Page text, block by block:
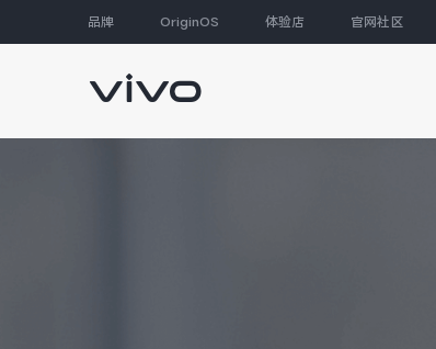
品牌 OriginOS 体验店 官网社区